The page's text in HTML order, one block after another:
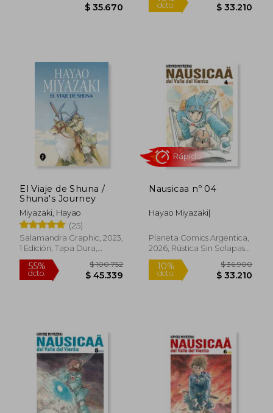
10%
dcto.
El Viaje de Shuna /
Shuna's Journey
Miyazaki, Hayao
(25)
Salamandra Graphic, 2023,
1 Edición, Tapa Dura,
Nuevo
55% $ 100.752
Nausicaa nº 04
Hayao Miyazaki|
Planeta Comics Argentica,
2026, Rústica Sin Solapas
Con S/cub., Nuevo
10%